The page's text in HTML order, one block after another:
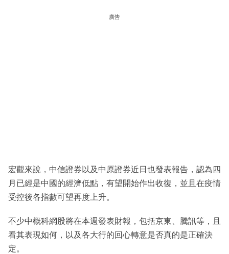
廣告
宏觀來說，中信證券以及中原證券近日也發表報告，認為四
月已經是中國的經濟低點，有望開始作出收復，並且在疫情
受控後各指數可望再度上升。
不少中概科網股將在本週發表財報，包括京東、騰訊等，且
看其表現如何，以及各大行的回心轉意是否真的是正確決
定。